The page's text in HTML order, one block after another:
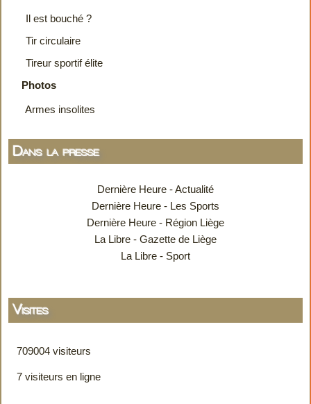
Il est bouché ?
Tir circulaire
Tireur sportif élite
Photos
Armes insolites
Dans la presse
Dernière Heure - Actualité
Dernière Heure - Les Sports
Dernière Heure - Région Liège
La Libre - Gazette de Liège
La Libre - Sport
Visites
709004 visiteurs
7 visiteurs en ligne